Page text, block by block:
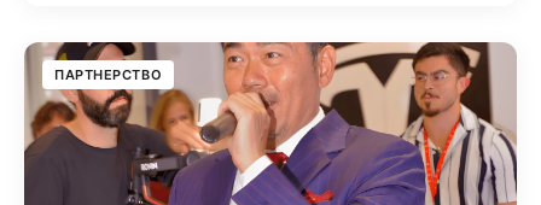
ПАРТНЕРСТВО